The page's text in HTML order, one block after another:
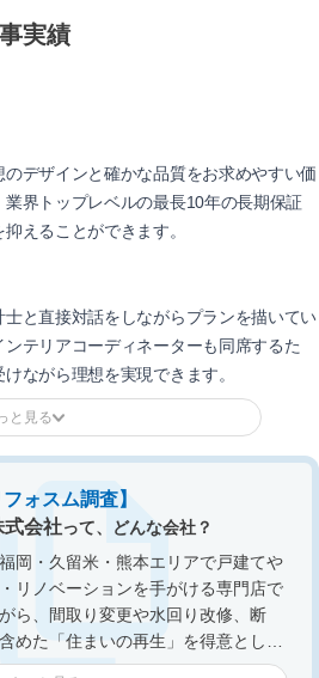
実績
デザインと確かな品質をお求めやすい価
界トップレベルの最長10年の長期保証
えることができます。
と直接対話をしながらプランを描いてい
テリアコーディネーターも同席するた
ながら理想を実現できます。
フォスム調査】
式会社って、どんな会社？
岡・久留米・熊本エリアで戸建てや
リノベーションを手がける専門店で
ら、間取り変更や水回り改修、断
めた「住まいの再生」を得意として
りコストを抑えつつ新築に近い性能